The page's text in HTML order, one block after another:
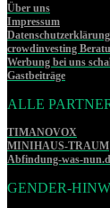
Über uns
Impressum
Datenschutzerklärung
crowdinvesting
Werbung bei uns
Gastbeiträge
ALLE
TIMANOVOX
MINIHAUS-TRAUM
Abfindung-was-
GENDER-